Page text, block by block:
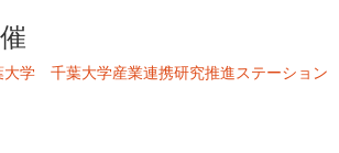
大学 千葉大学産業連携研究推進ステーション